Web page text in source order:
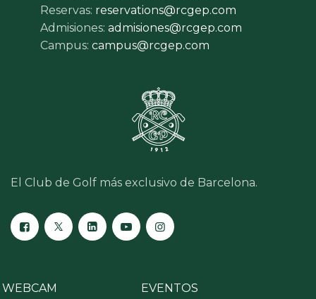
Reservas: reservations@rcgep.com
Admisiones: admisiones@rcgep.com
Campus: campus@rcgep.com
El Club de Golf más exclusivo de Barcelona.
WEBCAM EVENTOS